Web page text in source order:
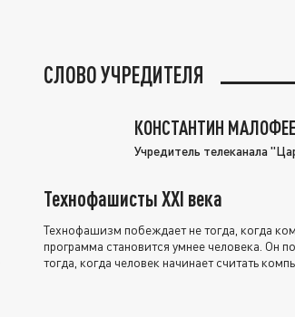
СЛОВО УЧРЕДИТЕЛЯ
КОНСТАНТИН
Учредитель телеканала
Технофашисты XXI века
Технофашизм побеждает не тогда, когда
программа становится умнее человека. Он
тогда, когда человек начинает считать